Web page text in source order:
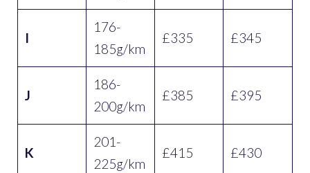
I
176-
185g/km
£335 £345
J
186-
200g/km
£385 £395
K
201-
225g/km
£415 £430